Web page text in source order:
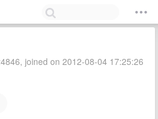
joined on 2012-08-04 17:25:26